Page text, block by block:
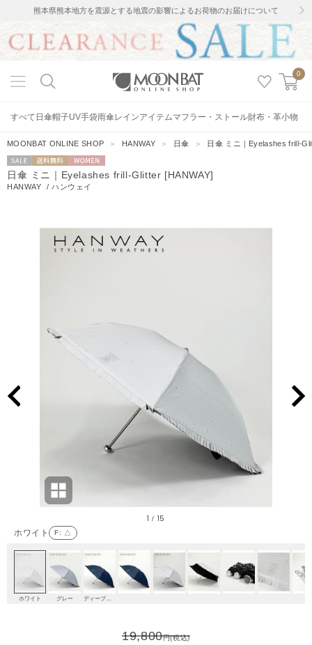
熊本県熊本地方を震源とする地震の影響によるお荷物のお届けについて
0
すべて 日傘帽子UV手袋雨傘レインアイテムマフラー・ストール財布・革小物
MOONBAT ONLINE SHOP ＞ HANWAY ＞ 日傘 ＞ 日傘 ミニ｜Eyelashes frill-
セー
ル
送料無料 WOMEN
日傘 ミニ｜Eyelashes frill-Glitter [HANWAY]
HANWAY /ハンウェイ
ホワイト F: △
1 / 15
ホワイト グレー
19,800円(税込)